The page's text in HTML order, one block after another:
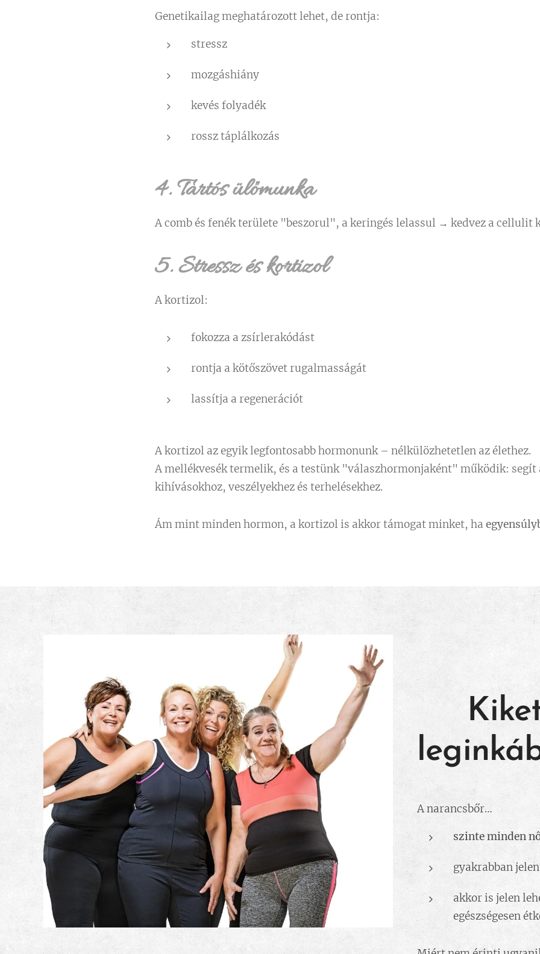
Genetikailag meghatározott lehet, de rontja:
stressz
mozgáshiány
kevés folyadék
rossz táplálkozás
4. Tartós ülőmunka
A comb és fenék területe "beszorul", a keringés lelassul → kedvez a cellulit
5. Stressz és kortizol
A kortizol:
fokozza a zsírlerakódást
rontja a kötőszövet rugalmasságát
lassítja a regenerációt
A kortizol az egyik legfontosabb hormonunk – nélkülözhetetlen az élethez.
A mellékvesék termelik, és a testünk "válaszhormonjaként" működik:
kihívásokhoz, veszélyekhez és terhelésekhez.
Ám mint minden hormon, a kortizol is akkor támogat minket, ha
👩‍🦰
A narancsbőr…
szinte minden
gyakrabban
akkor is jelen
egészségesen